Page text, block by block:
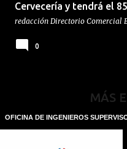
Cervecería y tendrá el
redacción Directorio Comercial
0
MÁS
OFICINA DE INGENIEROS